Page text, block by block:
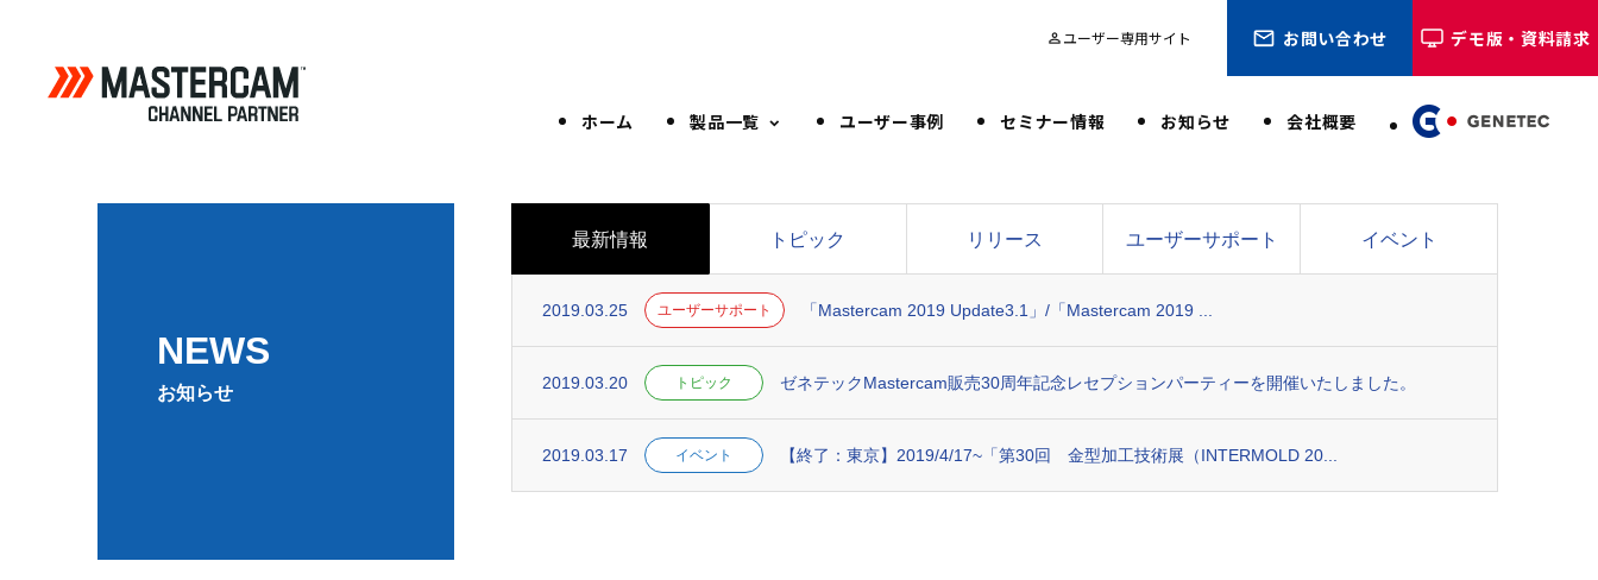
person_outline ユーザー専用サイト お問い合わせ デモ版・資料請求
ホーム 製品一覧 ユーザー事例 セミナー情報 お知らせ 会社概要
NEWS
お知らせ
最新情報 トピック リリース ユーザーサポート イベント
2019.03.25 ユーザーサポート 「Mastercam 2019 Update3.1」/「Mastercam 2019 ...
2019.03.20 トピック ゼネテックMastercam販売30周年記念レセプションパーティーを開催いたしました。
2019.03.17 イベント 【終了：東京】2019/4/17~「第30回 金型加工技術展（INTERMOLD 20...